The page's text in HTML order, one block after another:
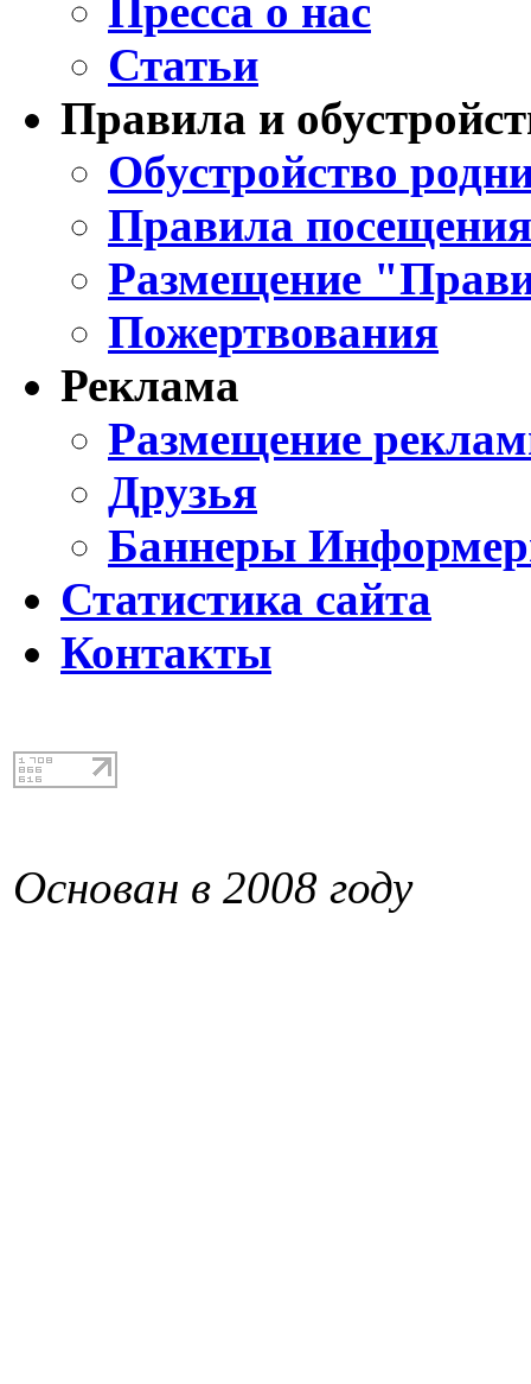
Пресса о нас
Статьи
Правила и
Обустройство
Правила
Размещение
Пожертвования
Реклама
Размещение
Друзья
Баннеры
Статистика сайта
Контакты
Основан в 2008 году